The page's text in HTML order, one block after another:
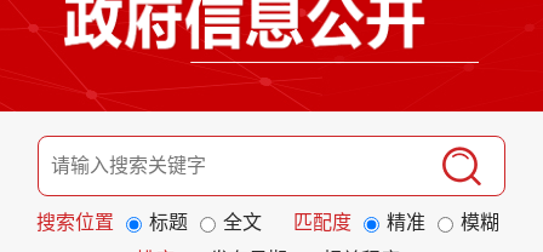
搜索位置 标题 全文 匹配度 精准
模糊